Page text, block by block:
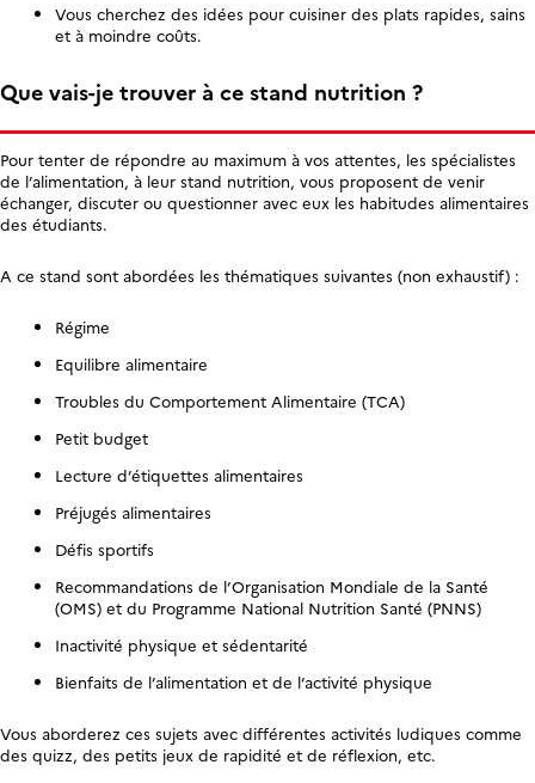
Vous cherchez des idées pour cuisiner des plats rapides, sains
et à moindre coûts.
Que vais-je trouver à ce stand nutrition ?
Pour tenter de répondre au maximum à vos attentes, les spécialistes
de l’alimentation, à leur stand nutrition, vous proposent de venir
échanger, discuter ou questionner avec eux les habitudes alimentaires
des étudiants.
A ce stand sont abordées les thématiques suivantes (non exhaustif) :
Régime
Equilibre alimentaire
Troubles du Comportement Alimentaire (TCA)
Petit budget
Lecture d’étiquettes alimentaires
Préjugés alimentaires
Défis sportifs
Recommandations de l’Organisation Mondiale de la Santé
(OMS) et du Programme National Nutrition Santé (PNNS)
Inactivité physique et sédentarité
Bienfaits de l’alimentation et de l’activité physique
Vous aborderez ces sujets avec différentes activités ludiques comme
des quizz, des petits jeux de rapidité et de réflexion, etc.